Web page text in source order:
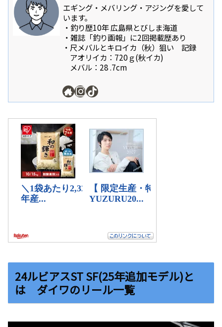
エギング・メバリング・アジングを愛して
います。
・釣り歴10年 広島県とびしま海道
・雑誌「釣り画報」に2回掲載歴あり
・尺メバルとキロイカ（秋）狙い 記録
アオリイカ：720ｇ(秋イカ)
メバル：28 .7cm
24ルビアスST SF(25年追加モデル)と
は ダイワのリール一覧